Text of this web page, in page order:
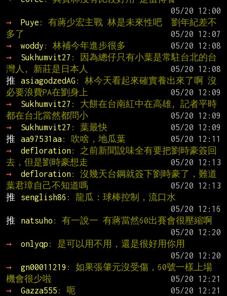
→
Puye : 有蔣少宏主戰 林是未來性吧  劉年紀差不
多了
→
woddy : 林補今年進步很多
→
Sukhumvit27 : 因為總仔只有小葉是常駐台北的台
灣人, 新莊是日本人
推
asiagodzedAG: 林今天看起來確實養出來了啊 沒
必要浪費PA在劉身上
→
Sukhumvit27 : 大餅在台南紅中在高雄, 記者平時
都在台北當然都問小
→
Sukhumvit27 : 葉最快
推
aa97531aa: 吹啥，地瓜葉
→
defloration: 之前新聞說味全有要把劉時豪簽回
去，但是劉時豪想走
→
defloration: 沒幾天台鋼就簽下劉時豪了，難道
葉君璋自己不知道嗎
推
senglish86 : 龍瓜：球棒控制，流口水
推
natsuho : 有一說一 有蔣當然60出賽會很壓縮啊
→
onlyqp : 是可以用不用，還是很好用你用
→
gn00011219 : 如果張肇元沒受傷，60號一樣上場
機會很少啦
→
Gazza555 : 呃